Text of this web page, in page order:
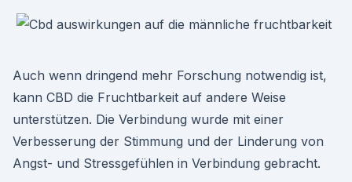
Auch wenn dringend mehr Forschung notwendig ist,
kann CBD die Fruchtbarkeit auf andere Weise
unterstützen. Die Verbindung wurde mit einer
Verbesserung der Stimmung und der Linderung von
Angst- und Stressgefühlen in Verbindung gebracht.